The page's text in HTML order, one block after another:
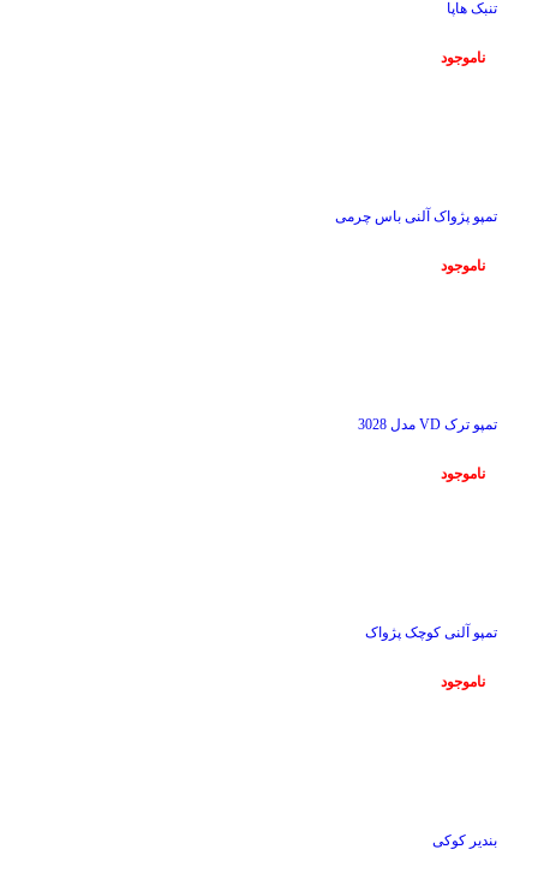
تنبک هاپا
ناموجود
تمپو پژواک آلنی باس چرمی
ناموجود
تمپو ترک VD مدل 3028
ناموجود
تمپو آلنی کوچک پژواک
ناموجود
بندیر کوکی